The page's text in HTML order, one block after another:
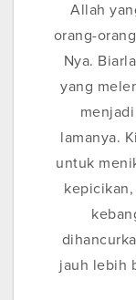
Allah
orang-
Nya.
yang
lamanya.
untuk
jauh lebih